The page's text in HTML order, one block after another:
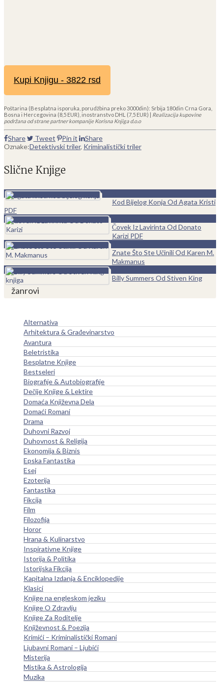
Kupi Knjigu - 3822 rsd
Poštarina (Besplatna isporuka, porudžbina preko 3000din): Srbija 180din Crna Gora,
Bosna i Hercegovina (8,5 EUR), inostranstvo DHL (7,5 EUR) | Realizacija kupovine
podržana od strane partner kompanije Korisna Knjiga d.o.o
Share Tweet Pin it
Share
Oznake:Detektivski triler, Kriminalistički triler
Slične Knjige
Kod Bijelog Konja Od Agata Kristi
PDF
Čovek Iz Lavirinta Od Donato
Karizi PDF
Znate Što Ste Učinili Od Karen M.
Makmanus
Billy Summers Od Stiven King
žanrovi
Alternativa
Arhitektura & Građevinarstvo
Avantura
Beletristika
Besplatne Knjige
Bestseleri
Biografije & Autobiografije
Dečije Knjige & Lektire
Domaća Književna Dela
Domaći Romani
Drama
Duhovni Razvoj
Duhovnost & Religija
Ekonomija & Biznis
Epska Fantastika
Esej
Ezoterija
Fantastika
Fikcija
Film
Filozofija
Horor
Hrana & Kulinarstvo
Inspirativne Knjige
Istorija & Politika
Istorijska Fikcija
Kapitalna Izdanja & Enciklopedije
Klasici
Knjige na engleskom jeziku
Knjige O Zdravlju
Knjige Za Roditelje
Književnost & Poezija
Krimići – Kriminalistički Romani
Ljubavni Romani – Ljubići
Misterija
Mistika & Astrologija
Muzika